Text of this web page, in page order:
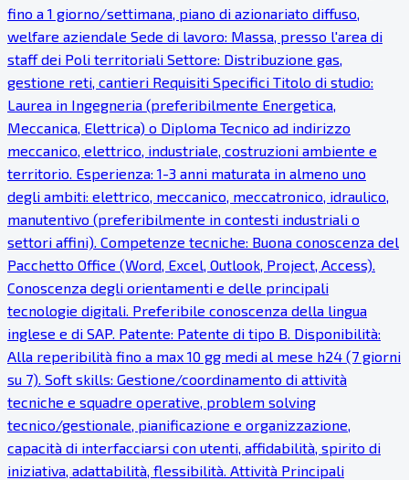
fino a 1 giorno/settimana, piano di azionariato diffuso,
welfare aziendale Sede di lavoro: Massa, presso l'area di
staff dei Poli territoriali Settore: Distribuzione gas,
gestione reti, cantieri Requisiti Specifici Titolo di studio:
Laurea in Ingegneria (preferibilmente Energetica,
Meccanica, Elettrica) o Diploma Tecnico ad indirizzo
meccanico, elettrico, industriale, costruzioni ambiente e
territorio. Esperienza: 1-3 anni maturata in almeno uno
degli ambiti: elettrico, meccanico, meccatronico, idraulico,
manutentivo (preferibilmente in contesti industriali o
settori affini). Competenze tecniche: Buona conoscenza del
Pacchetto Office (Word, Excel, Outlook, Project, Access).
Conoscenza degli orientamenti e delle principali
tecnologie digitali. Preferibile conoscenza della lingua
inglese e di SAP. Patente: Patente di tipo B. Disponibilità:
Alla reperibilità fino a max 10 gg medi al mese h24 (7 giorni
su 7). Soft skills: Gestione/coordinamento di attività
tecniche e squadre operative, problem solving
tecnico/gestionale, pianificazione e organizzazione,
capacità di interfacciarsi con utenti, affidabilità, spirito di
iniziativa, adattabilità, flessibilità. Attività Principali